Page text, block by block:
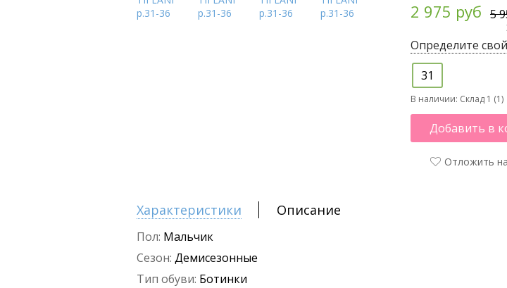
2 975 руб 5
Определите
31
В наличии: Склад 1 (1)
Добавить в
Отложить
Характеристики Описание
Пол: Мальчик
Сезон: Демисезонные
Тип обуви: Ботинки